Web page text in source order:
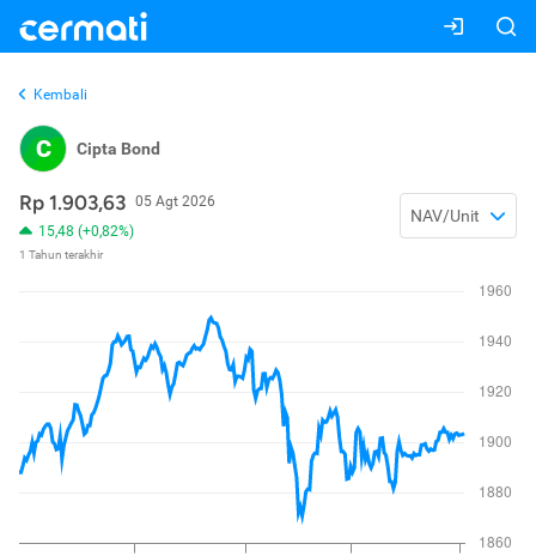
Kembali
C Cipta Bond
Rp 1.903,63 05 Agt 2026
15,48 (+0,82%)
1 Tahun terakhir
NAV/Unit